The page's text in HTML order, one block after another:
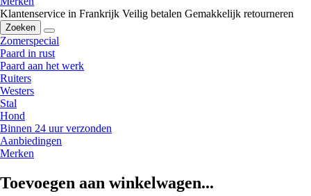
Klantenservice in Frankrijk Veilig betalen Gemakkelijk retourneren
Zoeken
Zomerspecial
Paard in rust
Paard aan het werk
Ruiters
Westers
Stal
Hond
Binnen 24 uur verzonden
Aanbiedingen
Merken
Toevoegen aan winkelwagen...